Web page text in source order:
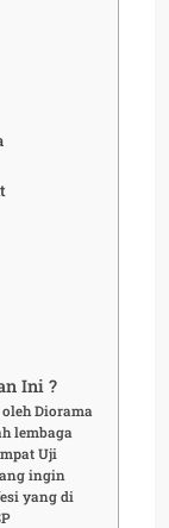
Ini ?
Diorama
lembaga
Uji
ingin
yang di